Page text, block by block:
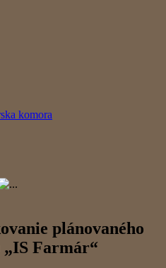
komora
plánovaného
Farmár“